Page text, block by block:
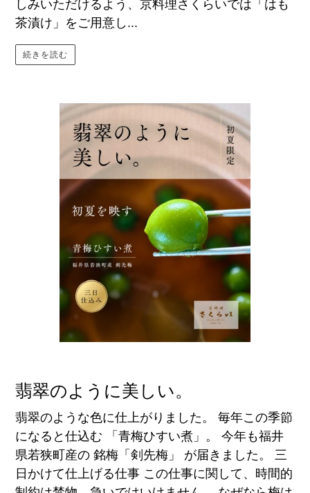
しみいただけるよう、京料理さくらいでは「はも
茶漬け」をご用意し...
続きを読む
翡翠のように美しい。
翡翠のような色に仕上がりました。 毎年この季節
になると仕込む 「青梅ひすい煮」。 今年も福井
県若狭町産の 銘梅「剣先梅」 が届きました。 三
日かけて仕上げる仕事 この仕事に関して、時間的